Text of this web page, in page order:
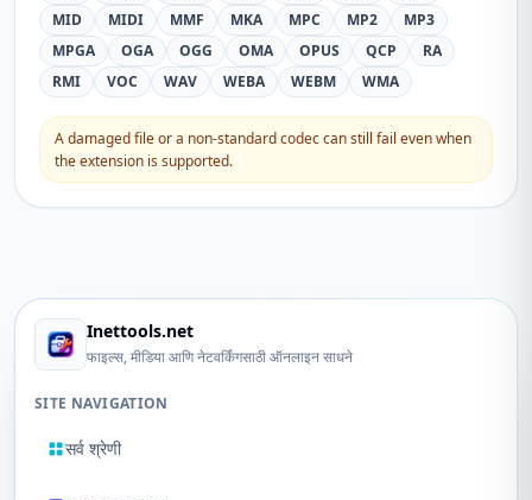
MID
MIDI MMF MKA MPC MP2
MP3
MPGA
OGA OGG OMA OPUS QCP
RA
RMI
VOC WAV WEBA WEBM WMA
A damaged file or a non-standard codec can still fail even when
the extension is supported.
Inettools.net
फाइल्स, मीडिया आणि नेटवर्किंगसाठी ऑनलाइन साधने
SITE NAVIGATION
सर्व श्रेणी